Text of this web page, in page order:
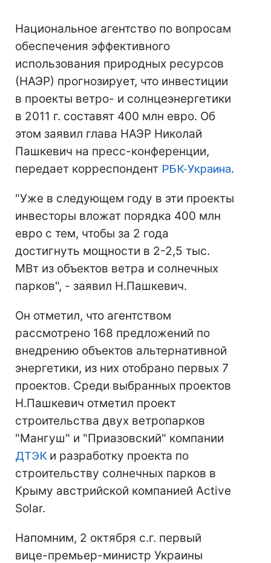
Национальное агентство по вопросам
обеспечения эффективного
использования природных ресурсов
(НАЭР) прогнозирует, что инвестиции
в проекты ветро- и солнцеэнергетики
в 2011 г. составят 400 млн евро. Об
этом заявил глава НАЭР Николай
Пашкевич на пресс-конференции,
передает корреспондент РБК-Украина.
"Уже в следующем году в эти проекты
инвесторы вложат порядка 400 млн
евро с тем, чтобы за 2 года
достигнуть мощности в 2-2,5 тыс.
МВт из объектов ветра и солнечных
парков", - заявил Н.Пашкевич.
Он отметил, что агентством
рассмотрено 168 предложений по
внедрению объектов альтернативной
энергетики, из них отобрано первых 7
проектов. Среди выбранных проектов
Н.Пашкевич отметил проект
строительства двух ветропарков
"Мангуш" и "Приазовский" компании
ДТЭКи разработку проекта по
строительству солнечных парков в
Крыму австрийской компанией Active
Solar.
Напомним, 2 октября с.г. первый
вице-премьер-министр Украины